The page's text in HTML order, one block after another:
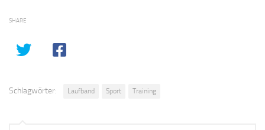
SHARE
Schlagwörter: Laufband Sport Training